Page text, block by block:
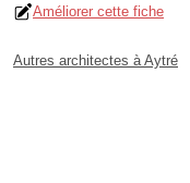
Améliorer cette fiche
Autres architectes à Aytré